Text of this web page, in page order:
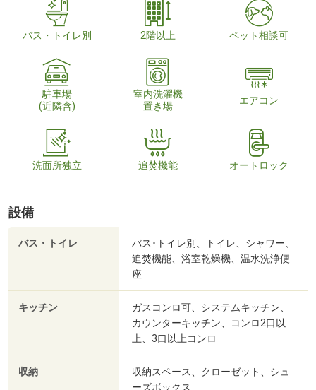
バス・トイレ別 2階以上 ペット相談可
駐車場
(近隣含)
室内洗濯機
置き場
エアコン
洗面所独立 追焚機能 オートロック
設備
バス・トイレ
バス･トイレ別、トイレ、シャワー、
追焚機能、浴室乾燥機、温水洗浄便
座
キッチン
ガスコンロ可、システムキッチン、
カウンターキッチン、コンロ2口以
上、3口以上コンロ
収納
収納スペース、クローゼット、シュ
ーズボックス